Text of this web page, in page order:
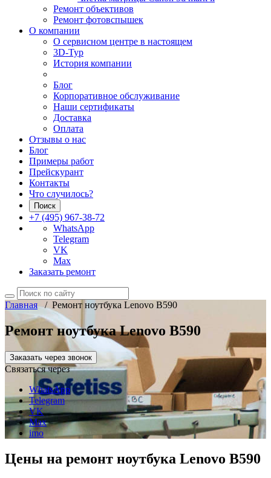
Ремонт объективов
Ремонт фотовспышек
О компании
О сервисном центре в настоящем
3D-Тур
История компании
Блог
Корпоративное обслуживание
Наши сертификаты
Доставка
Оплата
Отзывы о нас
Блог
Примеры работ
Прейскурант
Контакты
Что случилось?
Поиск
+7 (495) 967-38-72
WhatsApp
Telegram
VK
Max
Заказать ремонт
Главная/ Ремонт ноутбука Lenovo B590
Ремонт ноутбука Lenovo B590
Заказать через звонок
Связаться через
WhatsApp
Telegram
VK
Max
imo
Цены на ремонт ноутбука Lenovo B590